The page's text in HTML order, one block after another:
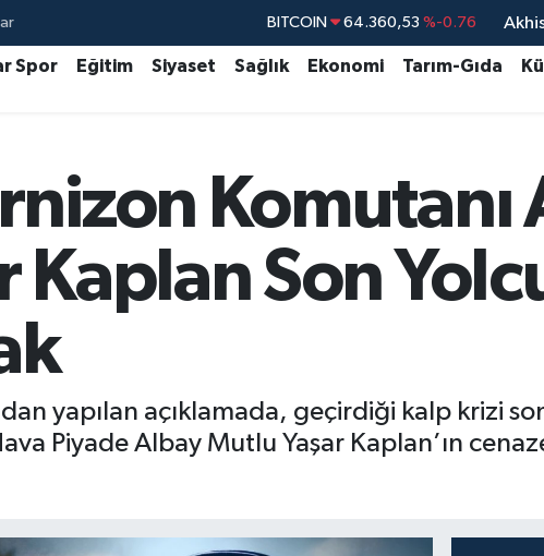
DOLAR 47,7143 %0.16
EURO 55,0317 %-0.02
13.799
BITCOIN 64.360,53 %-0.76
Spor Eğitim Siyaset Sağlık Ekonomi Tarım-Gıda
Komutanı
Kaplan Son
yapılan açıklamada, geçirdiği kalp krizi
Piyade Albay Mutlu Yaşar Kaplan’ın